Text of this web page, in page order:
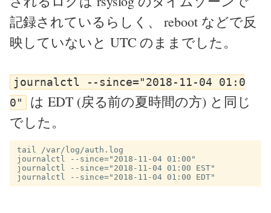
記録されているらしく、 reboot などで反
映していないと UTC のままでした。
journalctl --since="2018-11-04 01:0
0" は EDT (戻る前の夏時間の方) と同じ
でした。
tail /var/log/auth.log
journalctl --since="2018-11-04 01:00"
journalctl --since="2018-11-04 01:00 EST"